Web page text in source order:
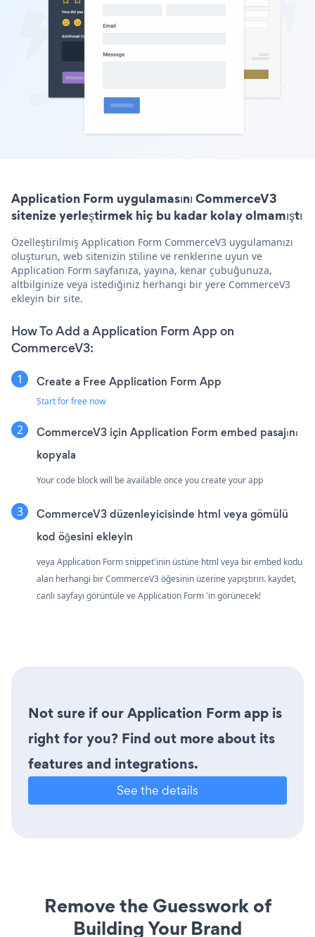
Application Form uygulamasını CommerceV3
sitenize yerleştirmek hiç bu kadar kolay olmamıştı
Özelleştirilmiş Application Form CommerceV3 uygulamanızı
oluşturun, web sitenizin stiline ve renklerine uyun ve
Application Form sayfanıza, yayına, kenar çubuğunuza,
altbilginize veya istediğiniz herhangi bir yere CommerceV3
ekleyin bir site.
How To Add a Application Form App on
CommerceV3:
Create a Free Application Form App
Start for free now
CommerceV3 için Application Form embed pasajını
kopyala
Your code block will be available once you create your app
CommerceV3 düzenleyicisinde html veya gömülü
kod öğesini ekleyin
veya Application Form snippet'inin üstüne html veya bir embed kodu
alan herhangi bir CommerceV3 öğesinin üzerine yapıştırın. kaydet,
canlı sayfayı görüntüle ve Application Form 'in görünecek!
Not sure if our Application Form app is
right for you? Find out more about its
features and integrations.
See the details
Remove the Guesswork of
Building Your Brand